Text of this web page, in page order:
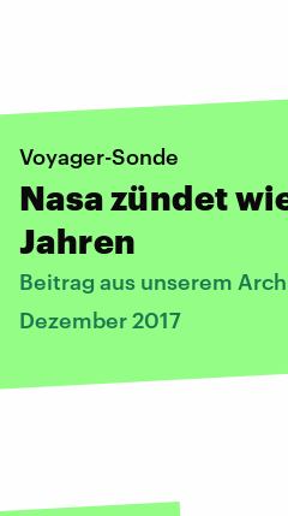
Voyager-Sonde
Nasa zündet
Jahren
Beitrag aus unserem
Dezember 2017